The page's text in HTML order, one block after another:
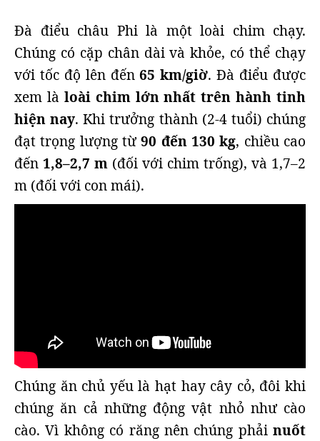
Đà điểu châu Phi là một loài chim chạy.
Chúng có cặp chân dài và khỏe, có thể chạy
với tốc độ lên đến65 km/giờ. Đà điểu được
xem là loài chim lớn nhất trên hành tinh
hiện nay. Khi trưởng thành (2-4 tuổi) chúng
đạt trọng lượng từ90 đến 130 kg, chiều cao
đến 1,8–2,7 m (đối với chim trống), và 1,7–2
m (đối với con mái).
Chúng ăn chủ yếu là hạt hay cây cỏ, đôi khi
chúng ăn cả những động vật nhỏ như cào
cào. Vì không có răng nên chúng phải nuốt